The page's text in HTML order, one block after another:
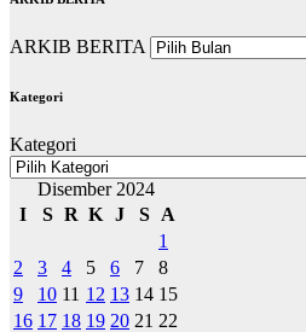
ARKIB BERITA
Kategori
Kategori
Disember 2024
I
S R K J S
A
1
2
3 4 5 6 7
8
9
10 11 12 13 14 15
16 17 18 19 20 21 22